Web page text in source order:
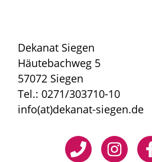
Dekanat Siegen
Häutebachweg 5
57072 Siegen
Tel.: 0271/303710-10
info(at)dekanat-siegen.de